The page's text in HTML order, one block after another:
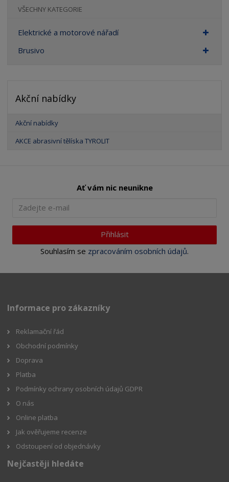
VŠECHNY KATEGORIE
Elektrické a motorové nářadí
Brusivo
Akční nabídky
Akční nabídky
AKCE abrasivní tělíska TYROLIT
Ať vám nic neunikne
Přihlásit
Souhlasím se zpracováním osobních údajů.
Informace pro zákazníky
Reklamační řád
Obchodní podmínky
Doprava
Platba
Podmínky ochrany osobních údajů GDPR
O nás
Online platba
Jak ověřujeme recenze
Odstoupení od objednávky
Nejčastěji hledáte